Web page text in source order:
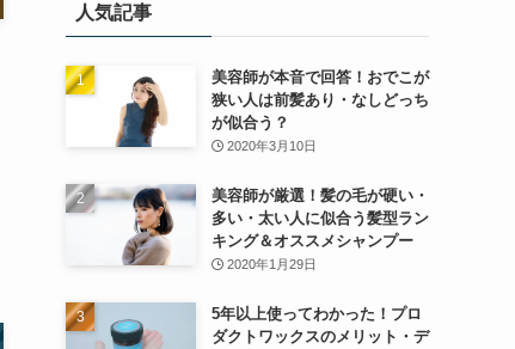
人気記事
美容師が本音で回答！おでこが
狭い人は前髪あり・なしどっち
が似合う？
2020年3月10日
美容師が厳選！髪の毛が硬い・
多い・太い人に似合う髪型ラン
キング＆オススメシャンプー
2020年1月29日
5年以上使ってわかった！プロ
ダクトワックスのメリット・デ